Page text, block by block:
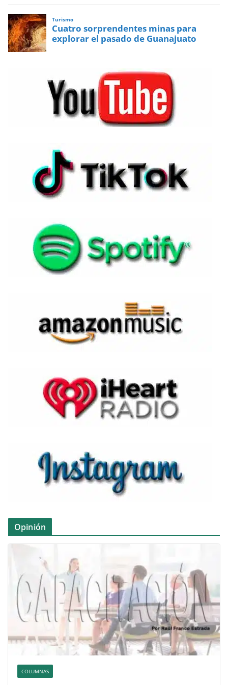
Opinión
COLUMNAS